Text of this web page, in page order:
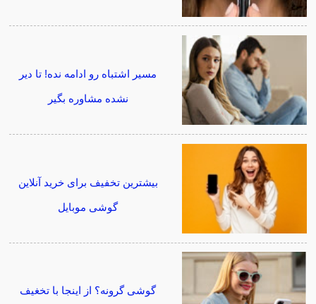
مسیر اشتباه رو ادامه نده! تا دیر
نشده مشاوره بگیر
بیشترین تخفیف برای خرید آنلاین
گوشی موبایل
گوشی گرونه؟ از اینجا با تخغیف